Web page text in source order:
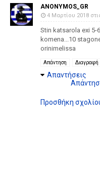
ANONYMOS_GR
4 Μαρτίου 2018
Stin katsarola exi 5-
komena...10
orinimelissa
Απάντηση Διαγραφή
Απαντήσεις
Προσθήκη